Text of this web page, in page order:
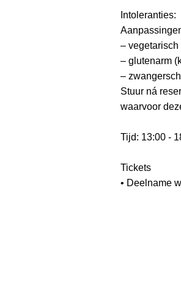
Intoleranties:
– vegetarisch
– glutenarm
–
Stuur ná
waarvoor
Tijd: 13:00 -
Tickets
• Deelname